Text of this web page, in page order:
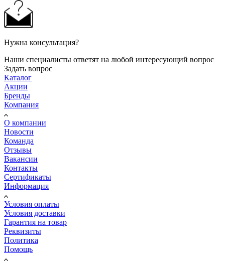
Нужна консультация?
Наши специалисты ответят на любой интересующий вопрос
Задать вопрос
Каталог
Акции
Бренды
Компания
О компании
Новости
Команда
Отзывы
Вакансии
Контакты
Сертификаты
Информация
Условия оплаты
Условия доставки
Гарантия на товар
Реквизиты
Политика
Помощь